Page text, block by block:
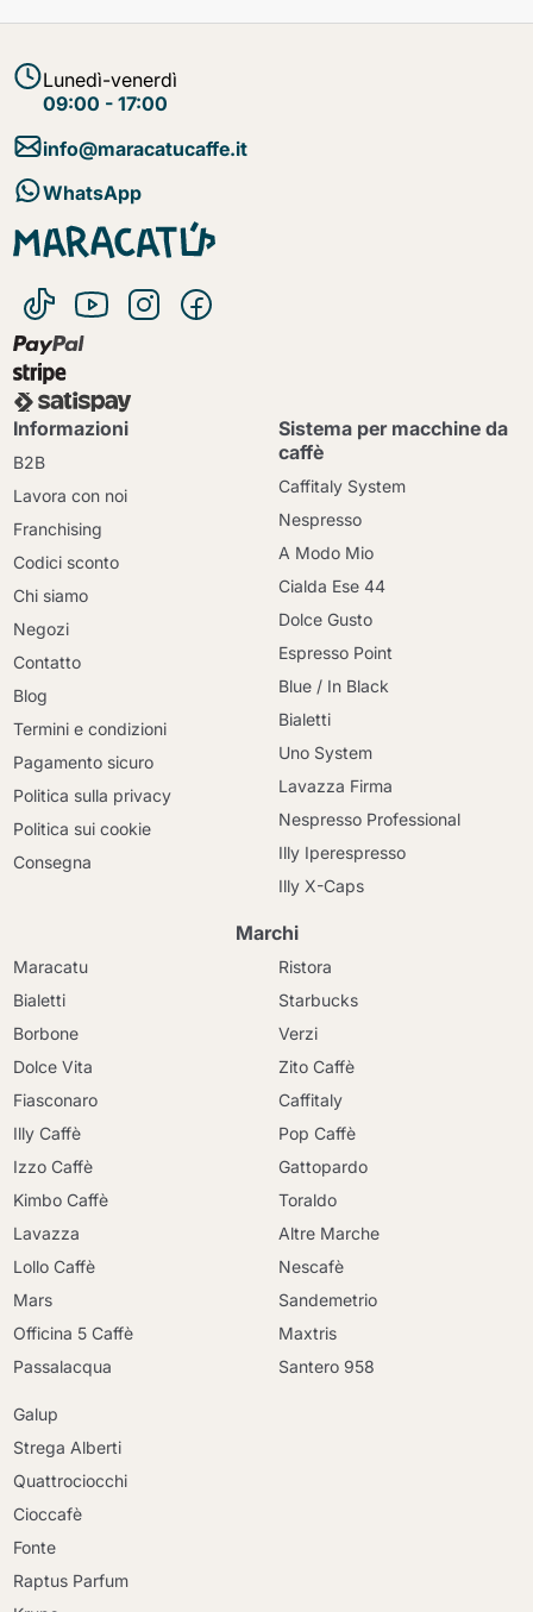
Lunedì-venerdì
09:00 - 17:00
info@maracatucaffe.it
WhatsApp
Informazioni
B2B
Lavora con noi
Franchising
Codici sconto
Chi siamo
Negozi
Contatto
Blog
Termini e condizioni
Pagamento sicuro
Politica sulla privacy
Politica sui cookie
Consegna
Sistema per macchine da
caffè
Caffitaly System
Nespresso
A Modo Mio
Cialda Ese 44
Dolce Gusto
Espresso Point
Blue / In Black
Bialetti
Uno System
Lavazza Firma
Nespresso Professional
Illy Iperespresso
Illy X-Caps
Marchi
Maracatu
Bialetti
Borbone
Dolce Vita
Fiasconaro
Illy Caffè
Izzo Caffè
Kimbo Caffè
Lavazza
Lollo Caffè
Mars
Officina 5 Caffè
Passalacqua
Ristora
Starbucks
Verzi
Zito Caffè
Caffitaly
Pop Caffè
Gattopardo
Toraldo
Altre Marche
Nescafè
Sandemetrio
Maxtris
Santero 958
Galup
Strega Alberti
Quattrociocchi
Cioccafè
Fonte
Raptus Parfum